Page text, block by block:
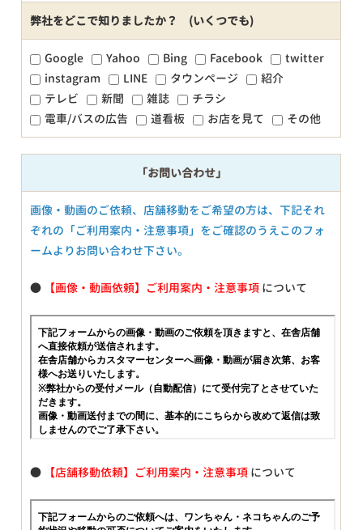
弊社をどこで知りましたか？ (いくつでも)
Google Yahoo Bing Facebook
twitter
instagram
LINE タウンページ
紹介
テレビ
新聞 雑誌
チラシ
電車/バスの広告
道看板 お店を見て その他
「お問い合わせ」
画像・動画のご依頼、店舗移動をご希望の方は、下記それ
ぞれの「ご利用案内・注意事項」をご確認のうえこのフォ
ームよりお問い合わせ下さい。
● 【画像・動画依頼】ご利用案内・注意事項 について
● 【店舗移動依頼】ご利用案内・注意事項 について